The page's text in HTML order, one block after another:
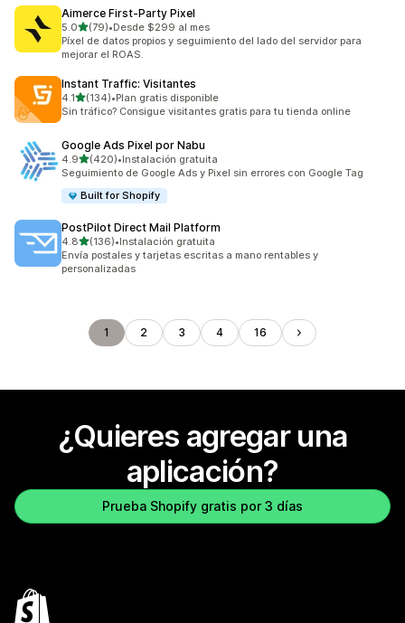
Aimerce First‑Party Pixel
5.0de 5 estrellas
(79)
79 reseñas en total
•Desde $299 al mes
Píxel de datos propios y seguimiento del lado del servidor para
mejorar el ROAS.
Instant Traffic: Visitantes
4.1de 5 estrellas
(134)
134 reseñas en total
•Plan gratis disponible
Sin tráfico? Consigue visitantes gratis para tu tienda online
Google Ads Pixel por Nabu
4.9de 5 estrellas
(420)
420 reseñas en total
•Instalación gratuita
Seguimiento de Google Ads y Pixel sin errores con Google Tag
Built for Shopify
PostPilot Direct Mail Platform
4.8de 5 estrellas
(136)
136 reseñas en total
•Instalación gratuita
Envía postales y tarjetas escritas a mano rentables y
personalizadas
1 2 3 4 16
¿Quieres agregar una
aplicación?
Prueba Shopify gratis por 3 días